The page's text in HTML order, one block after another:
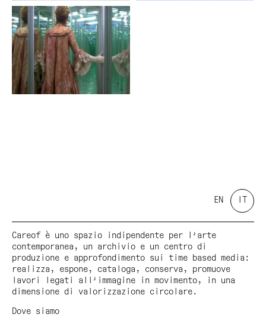
EN
Careof è uno spazio indipendente per l'arte
contemporanea, un archivio e un centro di
produzione e approfondimento sui time based media:
realizza, espone, cataloga, conserva, promuove
lavori legati all'immagine in movimento, in una
dimensione di valorizzazione circolare.
Dove siamo